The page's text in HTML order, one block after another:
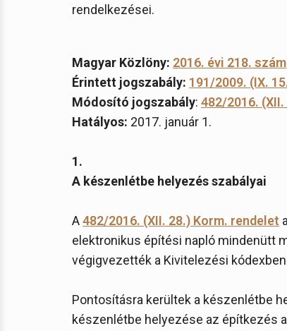
rendelkezései.
Magyar Közlöny: 2016. évi 218. szám
Érintett jogszabály: 191/2009. (IX.
Módosító jogszabály: 482/2016.
Hatályos: 2017. január 1.
1.
A készenlétbe helyezés szabályai
A482/2016. (XII. 28.) Korm. rendelet
elektronikus építési napló mindenütt
végigvezették a Kivitelezési
Pontosításra kerültek a készenlétbe
készenlétbe helyezése az építkezés